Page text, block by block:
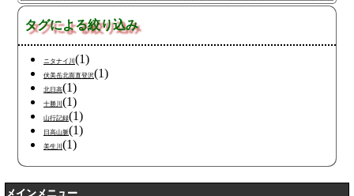
タグによる絞り込み
ニタナイ川 (1)
伏美岳北面直登沢(1)
北日高(1)
十勝川 (1)
山行記録(1)
日高山脈(1)
美生川 (1)
メインメニュー